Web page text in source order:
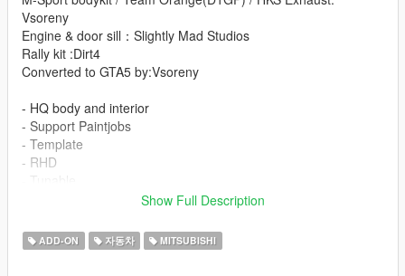
Vsoreny
Engine & door sill：Slightly Mad Studios
Rally kit :Dirt4
Converted to GTA5 by:Vsoreny
- HQ body and interior
- Support Paintjobs
- Template
- RHD
- Working steering wheel
- Hands on steeringwheel
Show Full Description
ADD-ON 자동차 MITSUBISHI